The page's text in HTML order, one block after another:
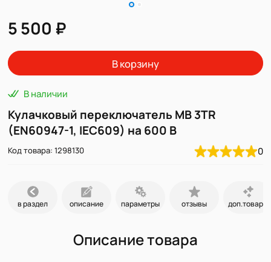
5 500 ₽
В корзину
В наличии
Кулачковый переключатель MB 3TR
(EN60947-1, IEC609) на 600 В
Код товара: 1298130 0
в раздел описание параметры отзывы доп.товары
Описание товара